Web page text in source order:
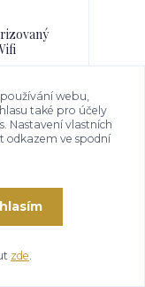
webu,
také pro účely
Nastavení vlastních
odkazem ve spodní
zde